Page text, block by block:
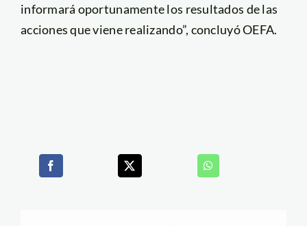
informará oportunamente los resultados de las
acciones que viene realizando”, concluyó OEFA.